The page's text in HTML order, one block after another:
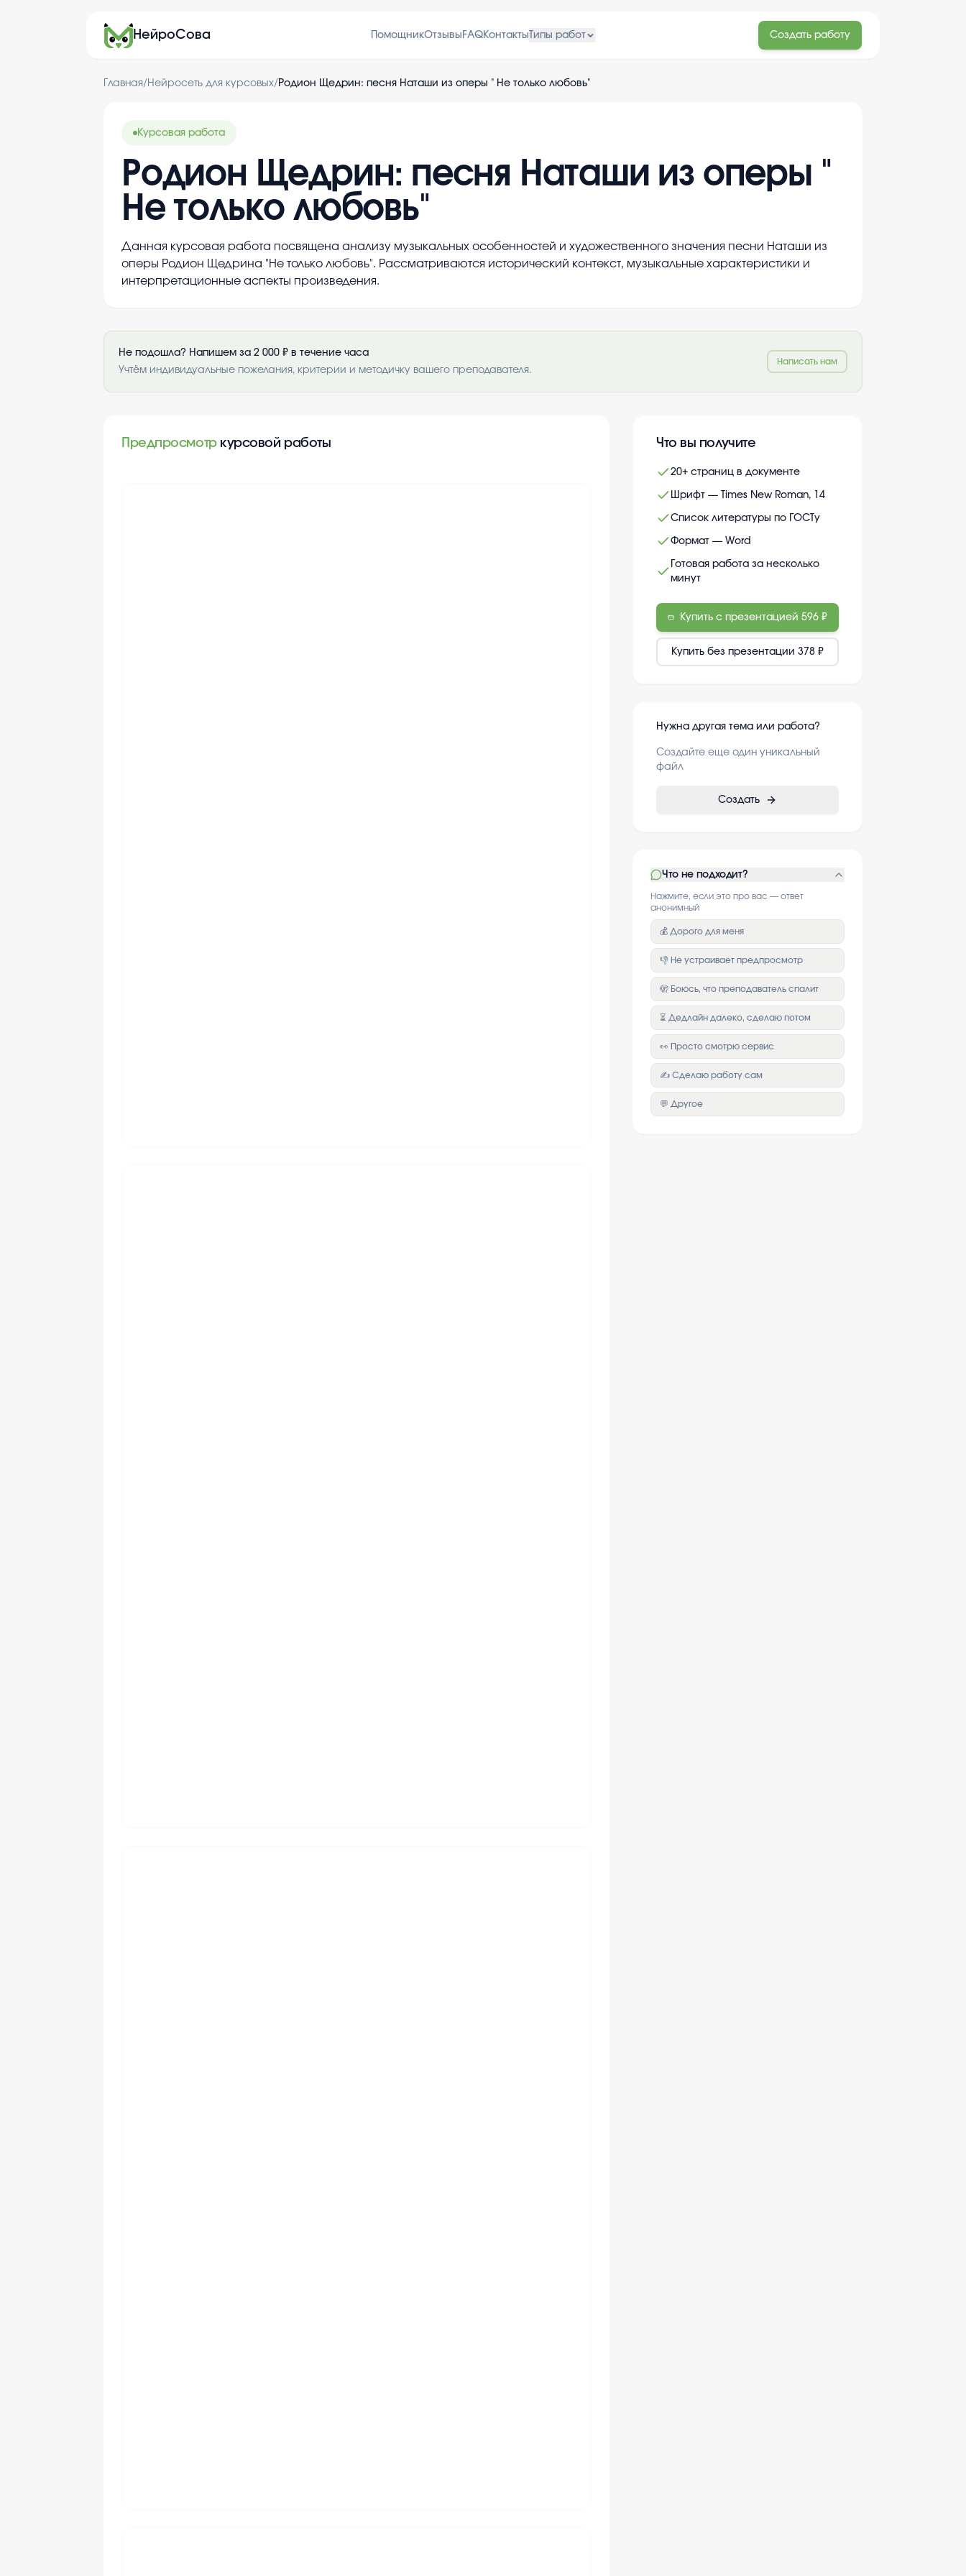
НейроСова ПомощникОтзывы FAQКонтакты Типы работ Создать работу
Главная/ Нейросеть для курсовых/ Родион Щедрин: песня Наташи из оперы " Не только любовь"
Курсовая работа
Родион Щедрин: песня Наташи из оперы "
Не только любовь"
Данная курсовая работа посвящена анализу музыкальных особенностей и художественного значения песни Наташи из
оперы Родион Щедрина "Не только любовь". Рассматриваются исторический контекст, музыкальные характеристики и
интерпретационные аспекты произведения.
Не подошла? Напишем за 2 000 ₽ в течение часа
Учтём индивидуальные пожелания, критерии и методичку вашего преподавателя.
Написать нам
Предпросмотр курсовой работы Что вы получите
20+ страниц в документе
Шрифт — Times New Roman, 14
Список литературы по ГОСТу
Формат — Word
Готовая работа за несколько
минут
Купить с презентацией 596 ₽
Купить без презентации 378 ₽
Нужна другая тема или работа?
Создайте еще один уникальный
файл
Создать
Что не подходит?
Нажмите, если это про вас — ответ
анонимный
💰 Дорого для меня
👎 Не устраивает предпросмотр
🫣 Боюсь, что преподаватель спалит
⏳ Дедлайн далеко, сделаю потом
👀 Просто смотрю сервис
✍️ Сделаю работу сам
💬 Другое